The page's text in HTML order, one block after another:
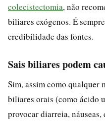
colecistectomia, não
biliares exógenos. É
credibilidade das fontes.
Sais biliares podem
Sim, assim como qualquer
biliares orais (como ácido
provocar diarreia,